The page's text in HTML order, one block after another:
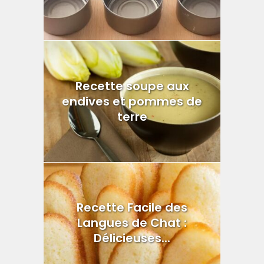
Recette soupe aux
endives et pommes de
terre
Recette Facile des
Langues de Chat :
Délicieuses...